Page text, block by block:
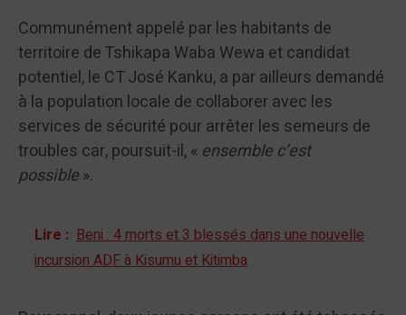
Communément appelé par les habitants de
territoire de Tshikapa Waba Wewa et candidat
potentiel, le CT José Kanku, a par ailleurs demandé
à la population locale de collaborer avec les
services de sécurité pour arrêter les semeurs de
troubles car, poursuit-il, « ensemble c’est
possible».
Lire : Beni : 4 morts et 3 blessés dans une nouvelle
incursion ADF à Kisumu et Kitimba